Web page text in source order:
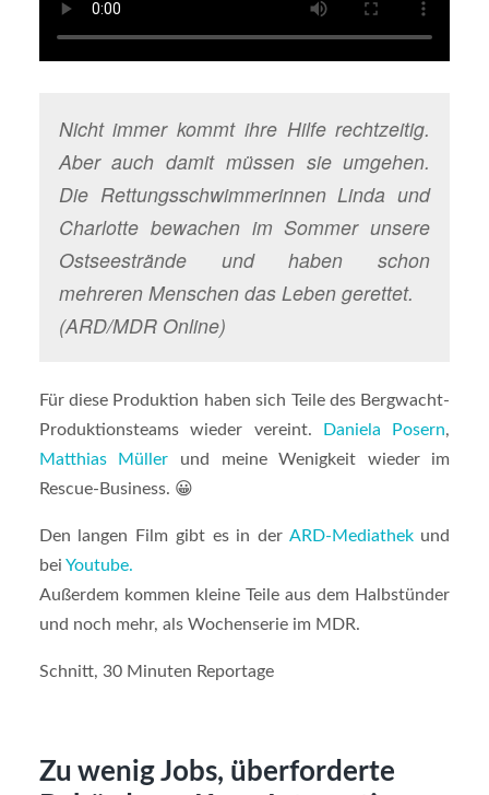
Nicht immer kommt ihre Hilfe rechtzeitig.
Aber auch damit müssen sie umgehen.
Die Rettungsschwimmerinnen Linda und
Charlotte bewachen im Sommer unsere
Ostseestrände und haben schon
mehreren Menschen das Leben gerettet.
(ARD/MDR Online)
Für diese Produktion haben sich Teile des Bergwacht-
Produktionsteams wieder vereint.
Daniela Posern,
Matthias Müller und meine Wenigkeit wieder im
Rescue-Business. 😀
Den langen Film gibt es in der ARD-Mediathekund
bei Youtube.
Außerdem kommen kleine Teile aus dem Halbstünder
und noch mehr, als Wochenserie im MDR.
Schnitt, 30 Minuten Reportage
Zu wenig Jobs, überforderte